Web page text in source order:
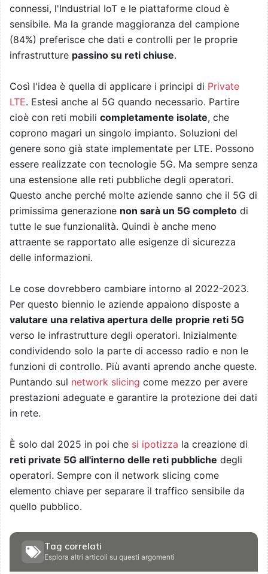
connessi, l'Industrial IoT e le piattaforme cloud è
sensibile. Ma la grande maggioranza del campione
(84%) preferisce che dati e controlli per le proprie
infrastrutture passino su reti chiuse.
Così l'idea è quella di applicare i principi di Private
LTE. Estesi anche al 5G quando necessario. Partire
cioè con reti mobili completamente isolate, che
coprono magari un singolo impianto. Soluzioni del
genere sono già state implementate per LTE. Possono
essere realizzate con tecnologie 5G. Ma sempre senza
una estensione alle reti pubbliche degli operatori.
Questo anche perché molte aziende sanno che il 5G di
primissima generazione non sarà un 5G completo di
tutte le sue funzionalità. Quindi è anche meno
attraente se rapportato alle esigenze di sicurezza
delle informazioni.
Le cose dovrebbero cambiare intorno al 2022-2023.
Per questo biennio le aziende appaiono disposte a
valutare una relativa apertura delle proprie reti 5G
verso le infrastrutture degli operatori. Inizialmente
condividendo solo la parte di accesso radio e non le
funzioni di controllo. Più avanti aprendo anche queste.
Puntando sul network slicing come mezzo per avere
prestazioni adeguate e garantire la protezione dei dati
in rete.
È solo dal 2025 in poi che si ipotizza la creazione di
reti private 5G all'interno delle reti pubbliche degli
operatori. Sempre con il network slicing come
elemento chiave per separare il traffico sensibile da
quello pubblico.
Tag correlati
Esplora altri articoli su questi argomenti